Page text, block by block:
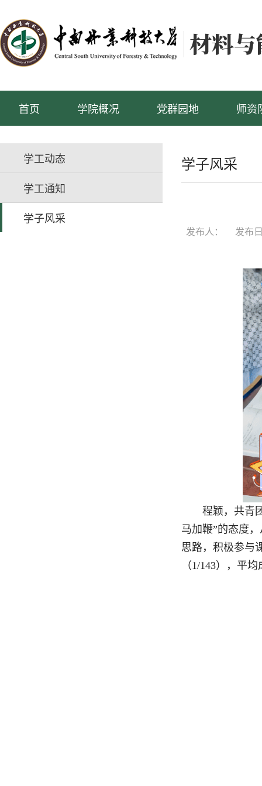
首页 学院概况 党群园地 师资
学工动态
学工通知
学子风采
学子风采
发布人： 发布
程颖，共青
马加鞭”的态度
思路，积极参与
（1/143），平